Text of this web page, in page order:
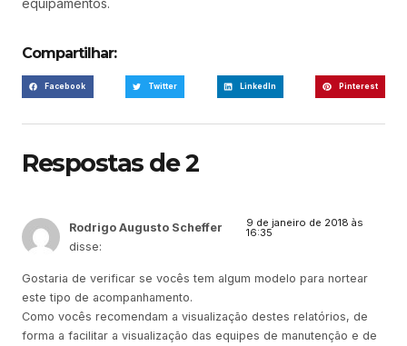
equipamentos.
Compartilhar:
Facebook Twitter LinkedIn Pinterest
Respostas de 2
Rodrigo Augusto Scheffer
disse:
9 de janeiro de 2018 às
16:35
Gostaria de verificar se vocês tem algum modelo para nortear
este tipo de acompanhamento.
Como vocês recomendam a visualização destes relatórios, de
forma a facilitar a visualização das equipes de manutenção e de